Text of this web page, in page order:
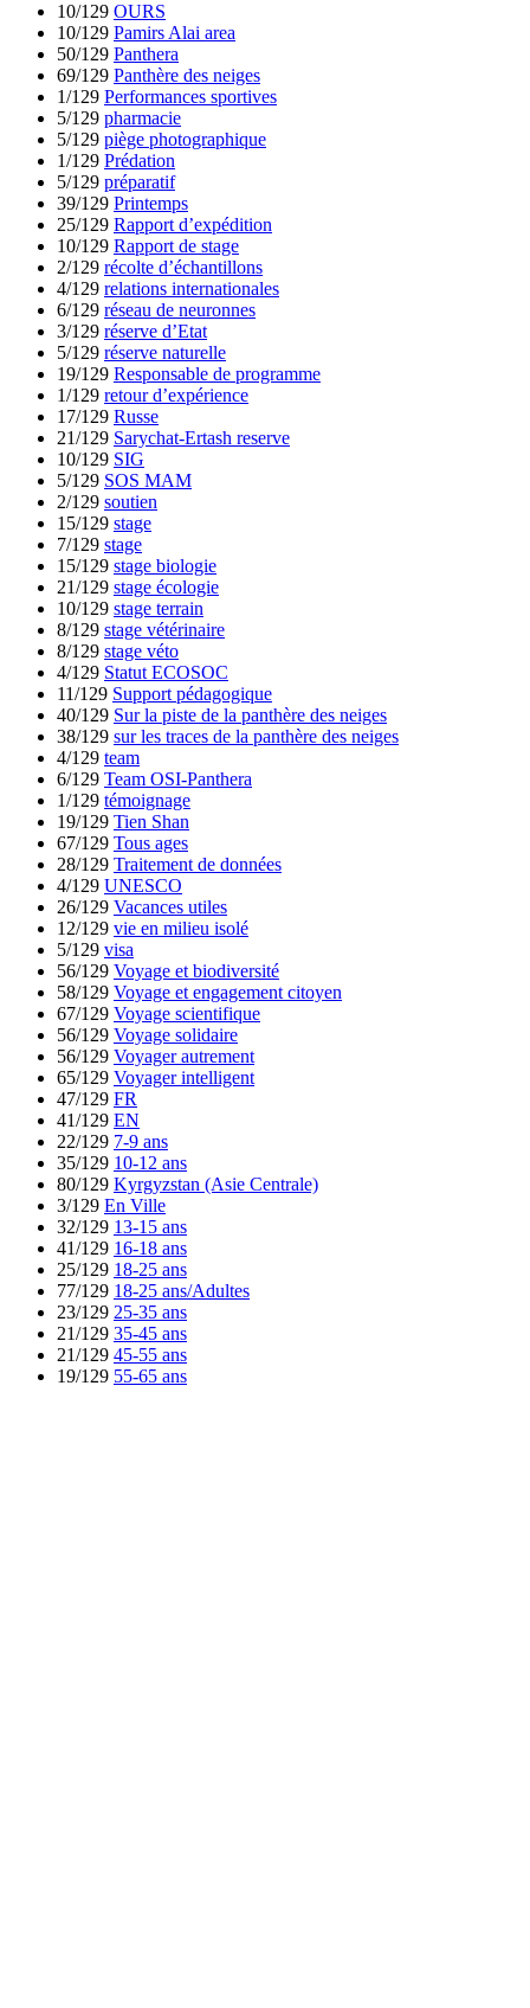
10/129 OURS
10/129 Pamirs Alai area
50/129 Panthera
69/129 Panthère des neiges
1/129 Performances sportives
5/129 pharmacie
5/129 piège photographique
1/129 Prédation
5/129 préparatif
39/129 Printemps
25/129 Rapport d’expédition
10/129 Rapport de stage
2/129 récolte d’échantillons
4/129 relations internationales
6/129 réseau de neuronnes
3/129 réserve d’Etat
5/129 réserve naturelle
19/129 Responsable de programme
1/129 retour d’expérience
17/129 Russe
21/129 Sarychat-Ertash reserve
10/129 SIG
5/129 SOS MAM
2/129 soutien
15/129 stage
7/129 stage
15/129 stage biologie
21/129 stage écologie
10/129 stage terrain
8/129 stage vétérinaire
8/129 stage véto
4/129 Statut ECOSOC
11/129 Support pédagogique
40/129 Sur la piste de la panthère des neiges
38/129 sur les traces de la panthère des neiges
4/129 team
6/129 Team OSI-Panthera
1/129 témoignage
19/129 Tien Shan
67/129 Tous ages
28/129 Traitement de données
4/129 UNESCO
26/129 Vacances utiles
12/129 vie en milieu isolé
5/129 visa
56/129 Voyage et biodiversité
58/129 Voyage et engagement citoyen
67/129 Voyage scientifique
56/129 Voyage solidaire
56/129 Voyager autrement
65/129 Voyager intelligent
47/129 FR
41/129 EN
22/129 7-9 ans
35/129 10-12 ans
80/129 Kyrgyzstan (Asie Centrale)
3/129 En Ville
32/129 13-15 ans
41/129 16-18 ans
25/129 18-25 ans
77/129 18-25 ans/Adultes
23/129 25-35 ans
21/129 35-45 ans
21/129 45-55 ans
19/129 55-65 ans